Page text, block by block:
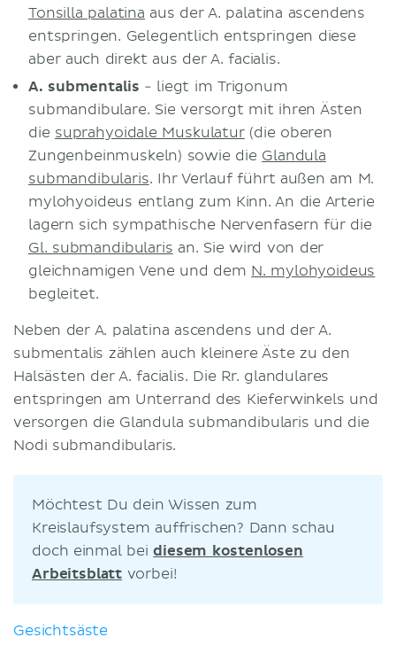
Tonsilla palatina aus der A. palatina ascendens
entspringen. Gelegentlich entspringen diese
aber auch direkt aus der A. facialis.
A. submentalis - liegt im Trigonum
submandibulare. Sie versorgt mit ihren Ästen
die suprahyoidale Muskulatur(die oberen
Zungenbeinmuskeln) sowie die Glandula
submandibularis. Ihr Verlauf führt außen am M.
mylohyoideus entlang zum Kinn. An die Arterie
lagern sich sympathische Nervenfasern für die
Gl. submandibularis an. Sie wird von der
gleichnamigen Vene und dem N. mylohyoideus
begleitet.
Neben der A. palatina ascendens und der A.
submentalis zählen auch kleinere Äste zu den
Halsästen der A. facialis. Die Rr. glandulares
entspringen am Unterrand des Kieferwinkels und
versorgen die Glandula submandibularis und die
Nodi submandibularis.
Möchtest Du dein Wissen zum
Kreislaufsystem auffrischen? Dann schau
doch einmal beidiesem kostenlosen
Arbeitsblatt vorbei!
Gesichtsäste